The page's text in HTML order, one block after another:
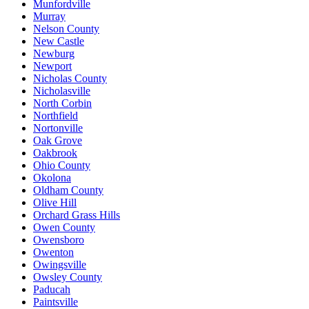
Munfordville
Murray
Nelson County
New Castle
Newburg
Newport
Nicholas County
Nicholasville
North Corbin
Northfield
Nortonville
Oak Grove
Oakbrook
Ohio County
Okolona
Oldham County
Olive Hill
Orchard Grass Hills
Owen County
Owensboro
Owenton
Owingsville
Owsley County
Paducah
Paintsville